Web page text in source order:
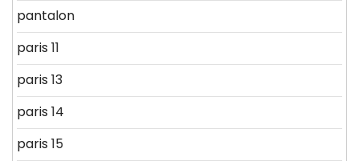
pantalon
paris 11
paris 13
paris 14
paris 15